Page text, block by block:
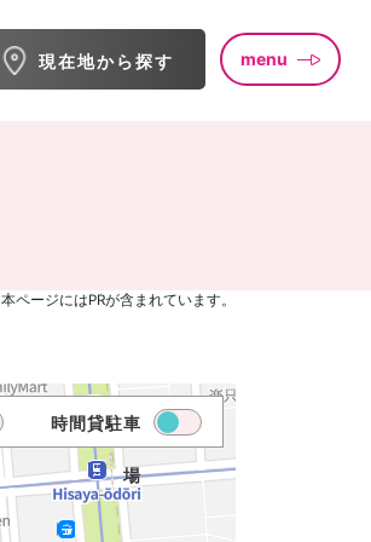
現在地から探す menu
本ページにはPRが含まれています。
時間貸駐車
場